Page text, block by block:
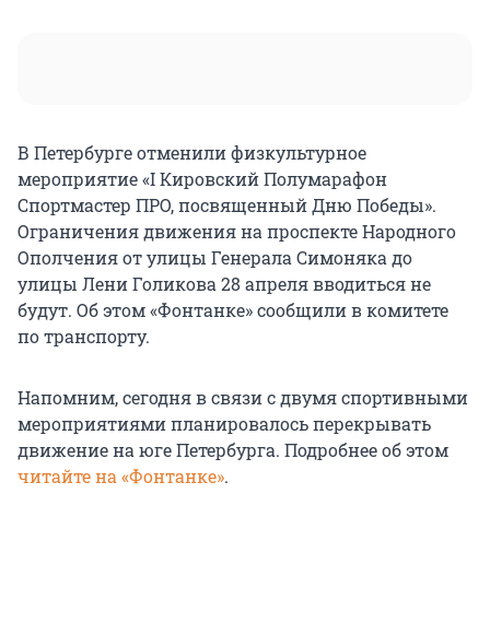
В Петербурге отменили физкультурное
мероприятие «I Кировский Полумарафон
Спортмастер ПРО, посвященный Дню Победы».
Ограничения движения на проспекте Народного
Ополчения от улицы Генерала Симоняка до
улицы Лени Голикова 28 апреля вводиться не
будут. Об этом «Фонтанке» сообщили в комитете
по транспорту.
Напомним, сегодня в связи с двумя спортивными
мероприятиями планировалось перекрывать
движение на юге Петербурга. Подробнее об этом
читайте на «Фонтанке».